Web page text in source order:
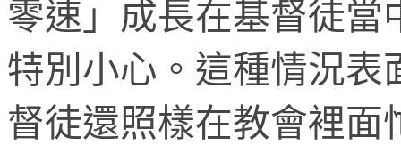
零速」成長在基督徒當
特別小心。這種情況表
督徒還照樣在教會裡面